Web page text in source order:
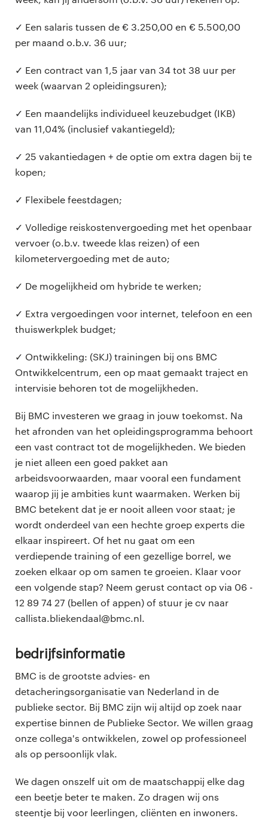
✓ Een salaris tussen de € 3.250,00 en € 5.500,00
per maand o.b.v. 36 uur;
✓ Een contract van 1,5 jaar van 34 tot 38 uur per
week (waarvan 2 opleidingsuren);
✓ Een maandelijks individueel keuzebudget (IKB)
van 11,04% (inclusief vakantiegeld);
✓ 25 vakantiedagen + de optie om extra dagen bij te
kopen;
✓ Flexibele feestdagen;
✓ Volledige reiskostenvergoeding met het openbaar
vervoer (o.b.v. tweede klas reizen) of een
kilometervergoeding met de auto;
✓ De mogelijkheid om hybride te werken;
✓ Extra vergoedingen voor internet, telefoon en een
thuiswerkplek budget;
✓ Ontwikkeling: (SKJ) trainingen bij ons BMC
Ontwikkelcentrum, een op maat gemaakt traject en
intervisie behoren tot de mogelijkheden.
Bij BMC investeren we graag in jouw toekomst. Na
het afronden van het opleidingsprogramma behoort
een vast contract tot de mogelijkheden. We bieden
je niet alleen een goed pakket aan
arbeidsvoorwaarden, maar vooral een fundament
waarop jij je ambities kunt waarmaken. Werken bij
BMC betekent dat je er nooit alleen voor staat; je
wordt onderdeel van een hechte groep experts die
elkaar inspireert. Of het nu gaat om een
verdiepende training of een gezellige borrel, we
zoeken elkaar op om samen te groeien. Klaar voor
een volgende stap? Neem gerust contact op via 06 -
12 89 74 27 (bellen of appen) of stuur je cv naar
callista.bliekendaal@bmc.nl.
Bedrijfsinformatie
BMC is de grootste advies- en
detacheringsorganisatie van Nederland in de
publieke sector. Bij BMC zijn wij altijd op zoek naar
expertise binnen de Publieke Sector. We willen graag
onze collega's ontwikkelen, zowel op professioneel
als op persoonlijk vlak.
We dagen onszelf uit om de maatschappij elke dag
een beetje beter te maken. Zo dragen wij ons
steentje bij voor leerlingen, cliënten en inwoners.